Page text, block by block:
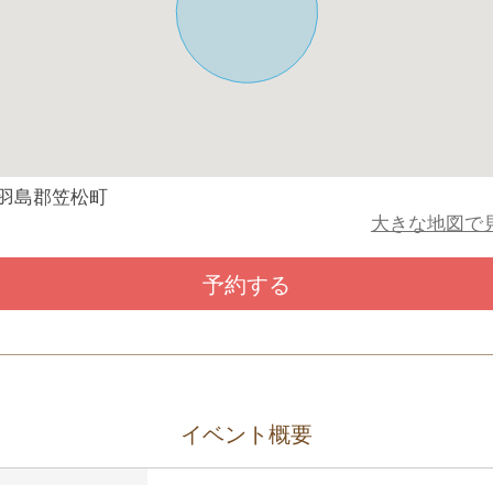
島郡笠松町
大きな地図で
予約する
イベント概要